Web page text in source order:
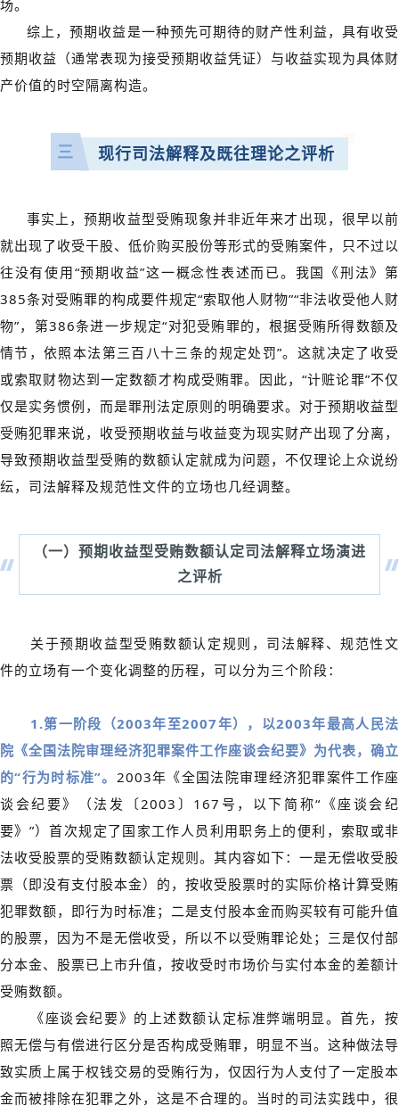
场。
综上，预期收益是一种预先可期待的财产性利益，具有收受
预期收益（通常表现为接受预期收益凭证）与收益实现为具体财
产价值的时空隔离构造。
三 现行司法解释及既往理论之评析
事实上，预期收益型受贿现象并非近年来才出现，很早以前
就出现了收受干股、低价购买股份等形式的受贿案件，只不过以
往没有使用“预期收益”这一概念性表述而已。我国《刑法》第
385条对受贿罪的构成要件规定“索取他人财物”“非法收受他人财
物”，第386条进一步规定“对犯受贿罪的，根据受贿所得数额及
情节，依照本法第三百八十三条的规定处罚”。这就决定了收受
或索取财物达到一定数额才构成受贿罪。因此，“计赃论罪”不仅
仅是实务惯例，而是罪刑法定原则的明确要求。对于预期收益型
受贿犯罪来说，收受预期收益与收益变为现实财产出现了分离，
导致预期收益型受贿的数额认定就成为问题，不仅理论上众说纷
纭，司法解释及规范性文件的立场也几经调整。
（一） 预期收益型受贿数额认定司法解释立场演进
之评析
关于预期收益型受贿数额认定规则，司法解释、规范性文
件的立场有一个变化调整的历程，可以分为三个阶段：
1.第一阶段（2003年至2007年），以2003年最高人民法
院《全国法院审理经济犯罪案件工作座谈会纪要》为代表，确立
的“行为时标准”。 2003年《全国法院审理经济犯罪案件工作座
谈会纪要》（法发〔2003〕167号，以下简称“《座谈会纪
要》”）首次规定了国家工作人员利用职务上的便利，索取或非
法收受股票的受贿数额认定规则。其内容如下：一是无偿收受股
票（即没有支付股本金）的，按收受股票时的实际价格计算受贿
犯罪数额，即行为时标准；二是支付股本金而购买较有可能升值
的股票，因为不是无偿收受，所以不以受贿罪论处；三是仅付部
分本金、股票已上市升值，按收受时市场价与实付本金的差额计
受贿数额。
《座谈会纪要》的上述数额认定标准弊端明显。首先，按
照无偿与有偿进行区分是否构成受贿罪，明显不当。这种做法导
致实质上属于权钱交易的受贿行为，仅因行为人支付了一定股本
金而被排除在犯罪之外，这是不合理的。当时的司法实践中，很